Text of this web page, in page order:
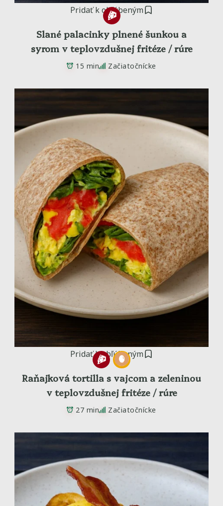
Pridať k obľúbeným
Slané palacinky plnené šunkou a
syrom v teplovzdušnej fritéze / rúre
15 min Začiatočnícke
Pridať k obľúbeným
Raňajková tortilla s vajcom a zeleninou
v teplovzdušnej fritéze / rúre
27 min Začiatočnícke